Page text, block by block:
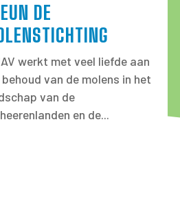
DE
werkt met veel liefde aan
van de molens in het
van de
en de...